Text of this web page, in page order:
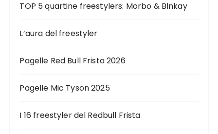
TOP 5 quartine freestylers: Morbo & Blnkay
L’aura del freestyler
Pagelle Red Bull Frista 2026
Pagelle Mic Tyson 2025
I 16 freestyler del Redbull Frista